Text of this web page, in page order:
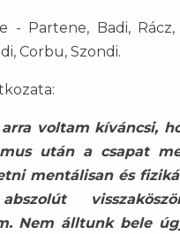
- Partene, Badi, Rácz,
Corbu, Szondi.
arra voltam kíváncsi,
után a csapat
mentálisan és
Nem álltunk bele